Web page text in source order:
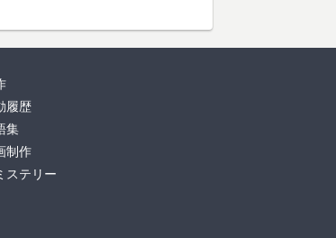
履歴
集
制作
ステリー